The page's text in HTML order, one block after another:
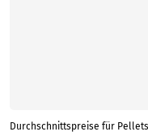
Durchschnittspreise für